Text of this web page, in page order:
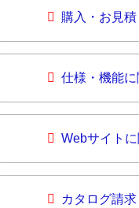
購入・お見
仕様・機能
Webサイト
カタログ請求